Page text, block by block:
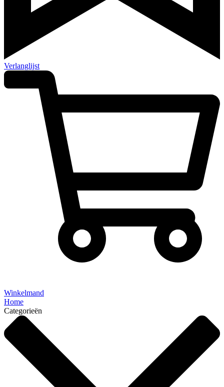
Verlanglijst
Winkelmand
Home
Categorieën